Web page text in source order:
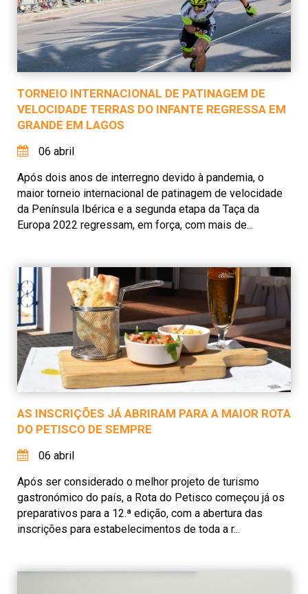
TORNEIO INTERNACIONAL DE PATINAGEM DE
VELOCIDADE TERRAS DO INFANTE REGRESSA EM
GRANDE EM LAGOS
06 abril
Após dois anos de interregno devido à pandemia, o
maior torneio internacional de patinagem de velocidade
da Península Ibérica e a segunda etapa da Taça da
Europa 2022 regressam, em força, com mais de...
AS INSCRIÇÕES JÁ ABRIRAM PARA A MAIOR ROTA
DO PETISCO DE SEMPRE
06 abril
Após ser considerado o melhor projeto de turismo
gastronómico do país, a Rota do Petisco começou já os
preparativos para a 12.ª edição, com a abertura das
inscrições para estabelecimentos de toda a r...